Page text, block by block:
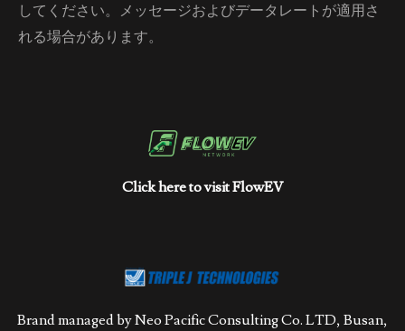
してください。メッセージおよびデータレートが適用さ
れる場合があります。
Click here to visit FlowEV
Brand managed by Neo Pacific Consulting Co. LTD, Busan,